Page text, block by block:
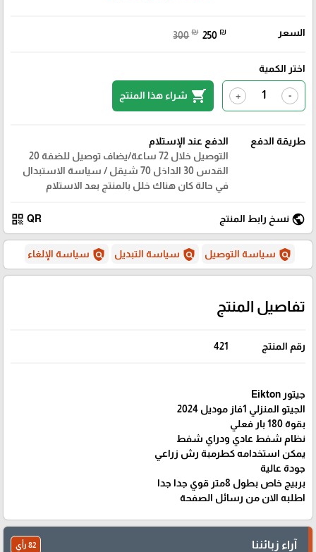
السعر 300 ₪ 250 ₪
اختر الكمية
-
+
shopping_cart شراء هذا المنتج
طريقة الدفع
الدفع عند الإستلام
التوصيل خلال 72 ساعة/يضاف توصيل للضفة 20
القدس 30 الداخل 70 شيقل / سياسة الاستبدال
في حالة كان هناك خلل بالمنتج بعد الاستلام
public نسخ رابط المنتج QR
qr_code
policy سياسة التوصيل policy سياسة التبديل policy سياسة الإلغاء
تفاصيل المنتج
رقم المنتج 421
جيتور Eikton
الجيتو المنزلي 1فاز موديل 2024
بقوة 180 بار فعلي
نظام شفط عادي ودراي شفط
يمكن استخدامه كطرمبة رش زراعي
جودة عالية
بربيج خاص بطول 8متر قوي جدا جدا
اطلبه الان من رسائل الصفحة
آراء زبائننا 82 رأي